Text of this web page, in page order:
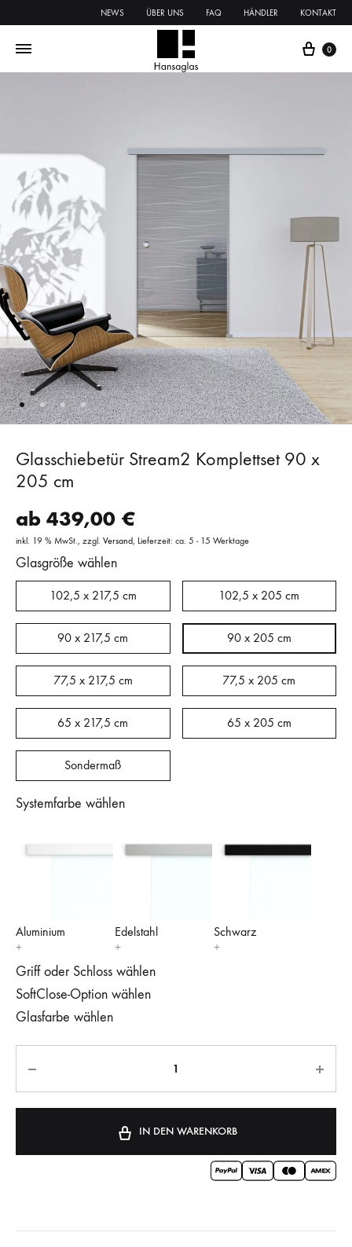
NEWS ÜBER UNS FAQ HÄNDLER KONTAKT
0
Glasschiebetür Stream2 Komplettset 90 x
205 cm
ab 439,00 €
inkl. 19 % MwSt. zzgl. Versand Lieferzeit: ca. 5 - 15 Werktage
Glasgröße wählen
102,5 x 217,5 cm 102,5 x 205 cm
90 x 217,5 cm 90 x 205 cm
77,5 x 217,5 cm 77,5 x 205 cm
65 x 217,5 cm 65 x 205 cm
Sondermaß
Systemfarbe wählen
Aluminium Edelstahl Schwarz
Griff oder Schloss wählen
SoftClose-Option wählen
Glasfarbe wählen
IN DEN WARENKORB